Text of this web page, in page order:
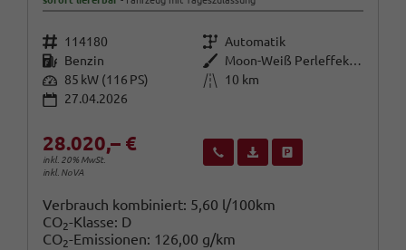
Fahrzeugnr. 114180 Getriebe Automatik
Kraftstoff Benzin Außenfarbe
Moon-Weiß Perleffekt / Dach in B
Leistung 85 kW (116 PS) Kilometerstand
10 km
27.04.2026
28.020,– €
inkl. 20% MwSt.
inkl. NoVA
Wir rufen Sie anFahrzeugexposé (PDF)
Verbrauch kombiniert: 5,60 l/100km
CO2-Klasse: D
CO2-Emissionen: 126,00 g/km